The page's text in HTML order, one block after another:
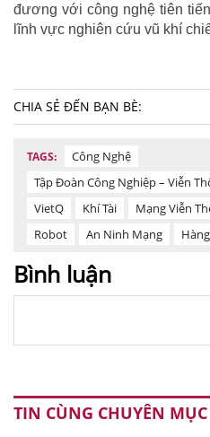
đương với công nghệ tiên
lĩnh vực nghiên cứu vũ khí
CHIA SẺ ĐẾN BẠN BÈ:
TAGS:
Công Nghệ
Tập Đoàn Công Nghiệp – Viễn
VietQ
Khí Tài Mạng Viễn
Robot
An Ninh Mạng
Bình luận
TIN CÙNG CHUYÊN MỤC